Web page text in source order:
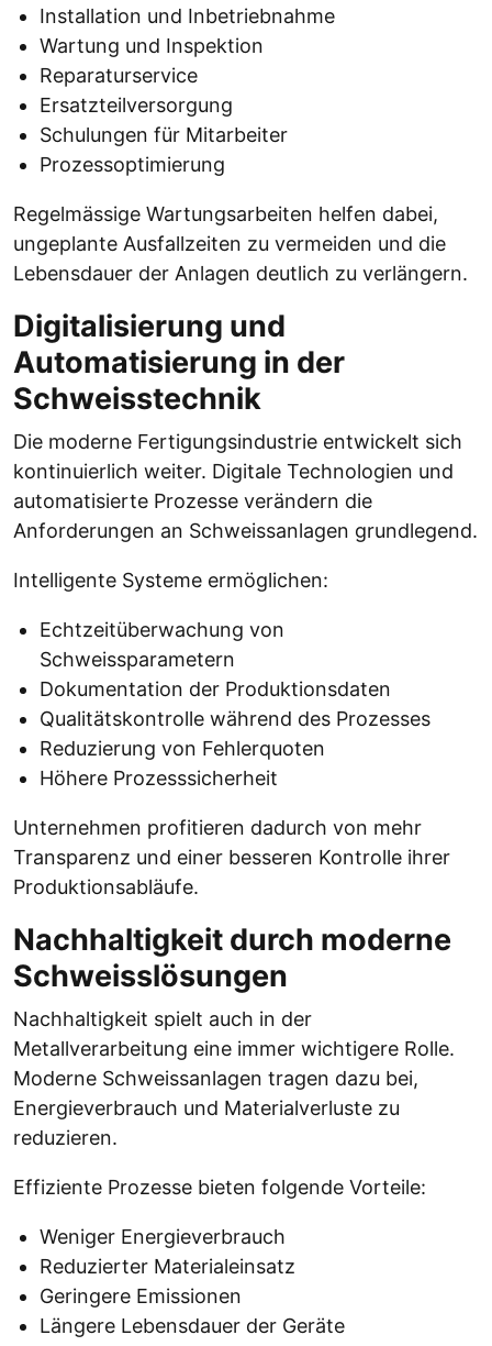
Installation und Inbetriebnahme
Wartung und Inspektion
Reparaturservice
Ersatzteilversorgung
Schulungen für Mitarbeiter
Prozessoptimierung
Regelmässige Wartungsarbeiten helfen dabei,
ungeplante Ausfallzeiten zu vermeiden und die
Lebensdauer der Anlagen deutlich zu verlängern.
Digitalisierung und
Automatisierung in der
Schweisstechnik
Die moderne Fertigungsindustrie entwickelt sich
kontinuierlich weiter. Digitale Technologien und
automatisierte Prozesse verändern die
Anforderungen an Schweissanlagen grundlegend.
Intelligente Systeme ermöglichen:
Echtzeitüberwachung von
Schweissparametern
Dokumentation der Produktionsdaten
Qualitätskontrolle während des Prozesses
Reduzierung von Fehlerquoten
Höhere Prozesssicherheit
Unternehmen profitieren dadurch von mehr
Transparenz und einer besseren Kontrolle ihrer
Produktionsabläufe.
Nachhaltigkeit durch moderne
Schweisslösungen
Nachhaltigkeit spielt auch in der
Metallverarbeitung eine immer wichtigere Rolle.
Moderne Schweissanlagen tragen dazu bei,
Energieverbrauch und Materialverluste zu
reduzieren.
Effiziente Prozesse bieten folgende Vorteile:
Weniger Energieverbrauch
Reduzierter Materialeinsatz
Geringere Emissionen
Längere Lebensdauer der Geräte